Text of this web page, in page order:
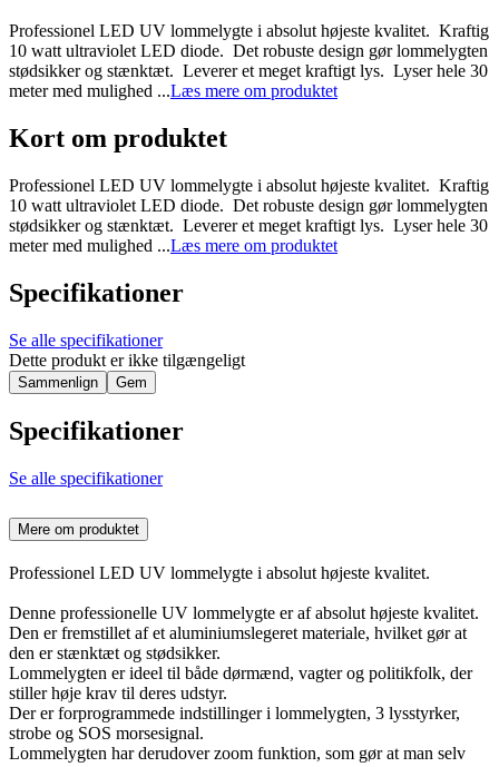
Professionel LED UV lommelygte i absolut højeste kvalitet. Kraftig
10 watt ultraviolet LED diode. Det robuste design gør lommelygten
stødsikker og stænktæt. Leverer et meget kraftigt lys. Lyser hele 30
meter med mulighed ...Læs mere om produktet
Kort om produktet
Professionel LED UV lommelygte i absolut højeste kvalitet. Kraftig
10 watt ultraviolet LED diode. Det robuste design gør lommelygten
stødsikker og stænktæt. Leverer et meget kraftigt lys. Lyser hele 30
meter med mulighed ...Læs mere om produktet
Specifikationer
Se alle specifikationer
Dette produkt er ikke tilgængeligt
Sammenlign Gem
Specifikationer
Se alle specifikationer
Mere om produktet
Professionel LED UV lommelygte i absolut højeste kvalitet.
Denne professionelle UV lommelygte er af absolut højeste kvalitet.
Den er fremstillet af et aluminiumslegeret materiale, hvilket gør at
den er stænktæt og stødsikker.
Lommelygten er ideel til både dørmænd, vagter og politikfolk, der
stiller høje krav til deres udstyr.
Der er forprogrammede indstillinger i lommelygten, 3 lysstyrker,
strobe og SOS morsesignal.
Lommelygten har derudover zoom funktion, som gør at man selv